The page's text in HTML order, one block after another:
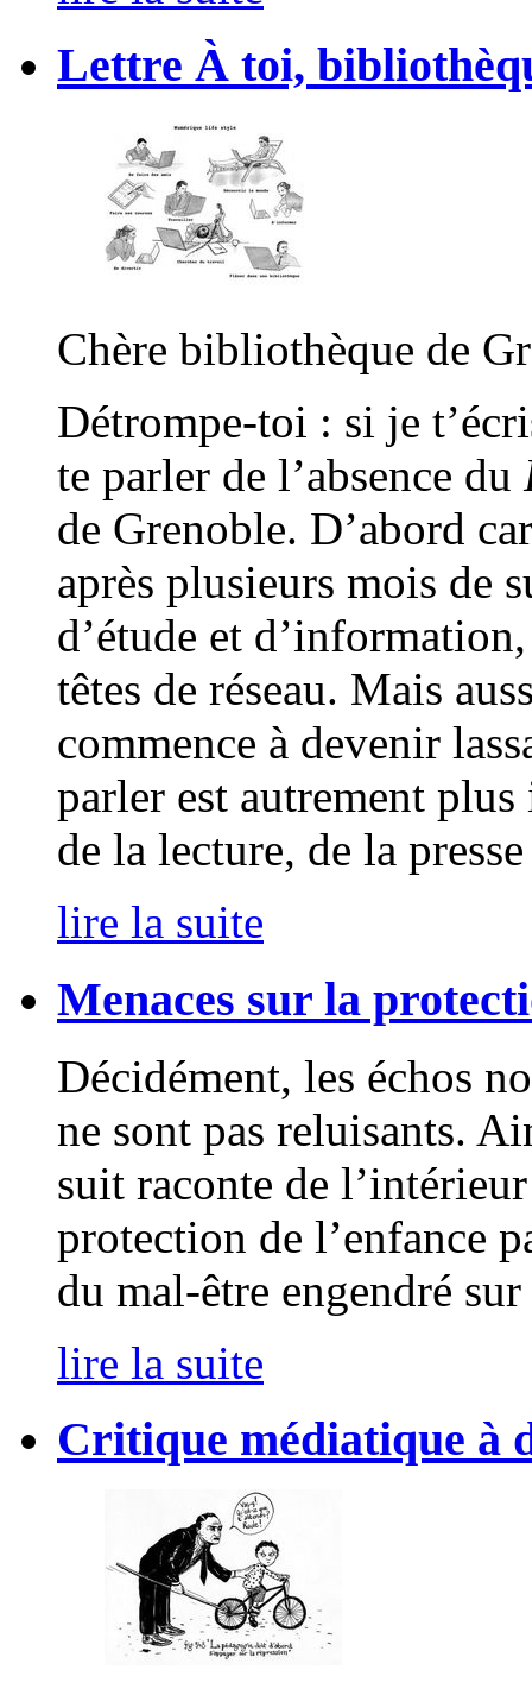
Lettre À toi,
Chère bibliothèque de
Détrompe-toi : si je
te parler de l’absence du
de Grenoble. D’abord
après plusieurs mois de
d’étude et
têtes de réseau. Mais
commence à devenir
parler est autrement
de la lecture, de la
lire la suite
Menaces sur la
Décidément, les échos
ne sont pas reluisants.
suit raconte de
protection de l’enfance
du mal-être engendré sur
lire la suite
Critique médiatique à